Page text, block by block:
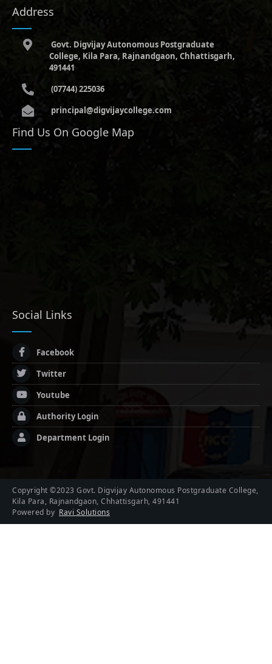
Address
Govt. Digvijay Autonomous Postgraduate
College, Kila Para, Rajnandgaon, Chhattisgarh,
491441
(07744) 225036
principal@digvijaycollege.com
Find Us On Google Map
Social Links
Facebook
Twitter
Youtube
Authority Login
Department Login
Copyright ©2023 Govt. Digvijay Autonomous Postgraduate College,
Kila Para, Rajnandgaon, Chhattisgarh, 491441
Powered by Ravi Solutions